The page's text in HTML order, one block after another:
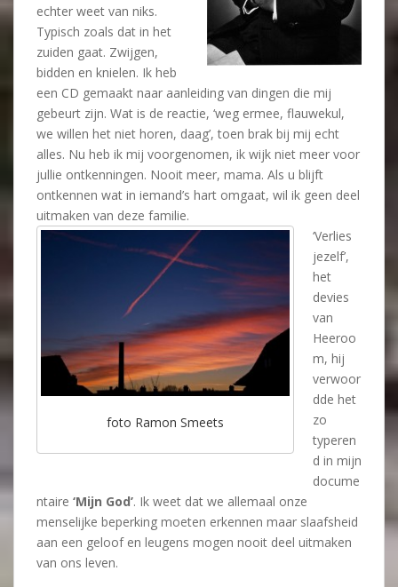
echter weet van niks.
Typisch zoals dat in het
zuiden gaat. Zwijgen,
bidden en knielen. Ik heb
een CD gemaakt naar aanleiding van dingen die mij
gebeurt zijn. Wat is de reactie, ‘weg ermee, flauwekul,
we willen het niet horen, daag’, toen brak bij mij echt
alles. Nu heb ik mij voorgenomen, ik wijk niet meer voor
jullie ontkenningen. Nooit meer, mama. Als u blijft
ontkennen wat in iemand’s hart omgaat, wil ik geen deel
uitmaken van deze familie.
foto Ramon Smeets
‘Verlies
jezelf’,
het
devies
van
Heeroo
m, hij
verwoor
dde het
zo
typeren
d in mijn
docume
ntaire ‘Mijn God’. Ik weet dat we allemaal onze
menselijke beperking moeten erkennen maar slaafsheid
aan een geloof en leugens mogen nooit deel uitmaken
van ons leven.